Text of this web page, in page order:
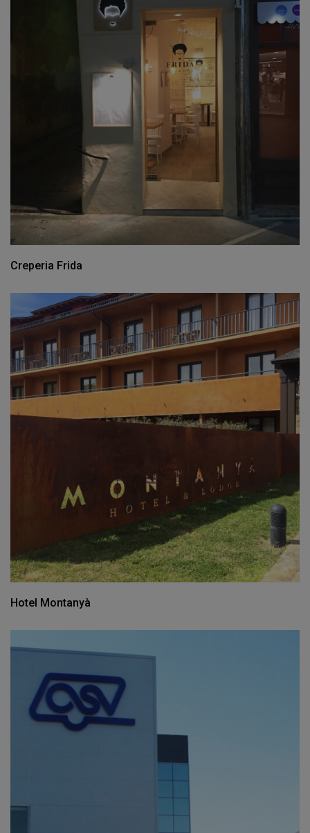
Creperia Frida
Hotel Montanyà